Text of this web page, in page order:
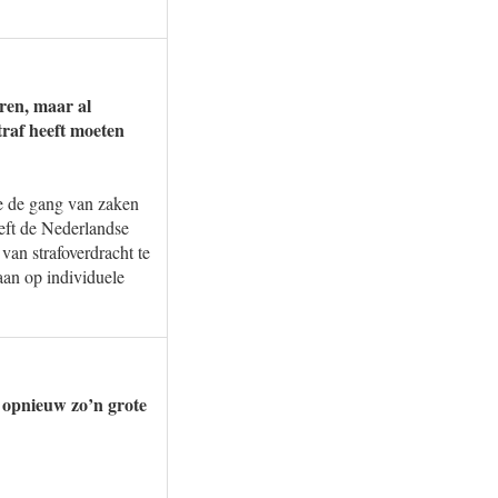
maar al
heeft moeten
gang van zaken
de Nederlandse
strafoverdracht te
op individuele
zo’n grote